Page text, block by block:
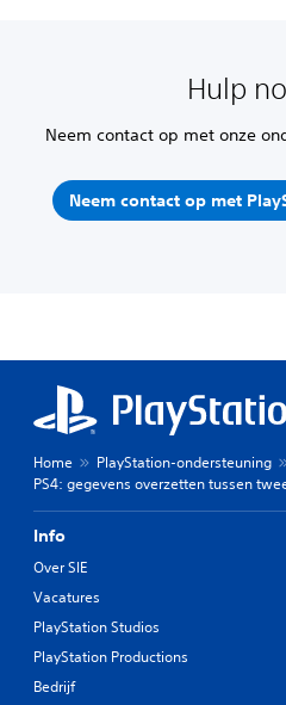
Hulp
Neem contact op met onze
Neem contact op met
Home PlayStation-ondersteuning
PS4: gegevens overzetten tussen
Info
Over SIE
Vacatures
PlayStation Studios
PlayStation Productions
Bedrijf